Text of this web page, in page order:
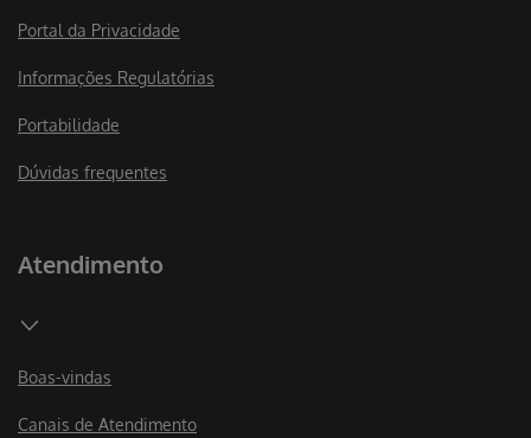
Portal da Privacidade
Informações Regulatórias
Portabilidade
Dúvidas frequentes
Atendimento
Boas-vindas
Canais de Atendimento